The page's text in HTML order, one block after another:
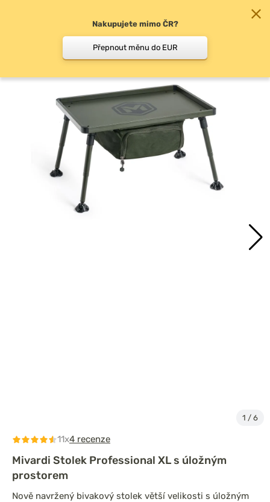
Stolky a nábytek
1 / 6
11x4 recenze
Mivardi Stolek Professional XL s úložným
prostorem
Nově navržený bivakový stolek větší velikosti s úložným
Nakupujete mimo ČR?
Přepnout měnu do EUR